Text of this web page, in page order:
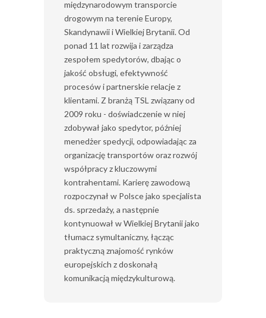
międzynarodowym transporcie
drogowym na terenie Europy,
Skandynawii i Wielkiej Brytanii. Od
ponad 11 lat rozwija i zarządza
zespołem spedytorów, dbając o
jakość obsługi, efektywność
procesów i partnerskie relacje z
klientami. Z branżą TSL związany od
2009 roku - doświadczenie w niej
zdobywał jako spedytor, później
menedżer spedycji, odpowiadając za
organizację transportów oraz rozwój
współpracy z kluczowymi
kontrahentami. Karierę zawodową
rozpoczynał w Polsce jako specjalista
ds. sprzedaży, a następnie
kontynuował w Wielkiej Brytanii jako
tłumacz symultaniczny, łącząc
praktyczną znajomość rynków
europejskich z doskonałą
komunikacją międzykulturową.